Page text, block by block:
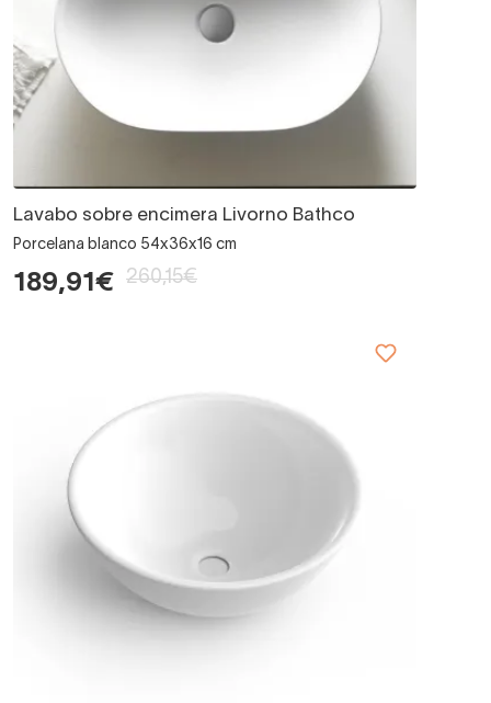
Lavabo sobre encimera Livorno Bathco
Porcelana blanco 54x36x16 cm
189,91€ 260,15€